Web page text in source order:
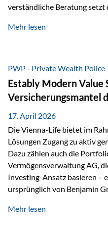
verständliche Beratung setzt
fünf zentrale Faktoren: eine
diesem Thema liefern unter
Ansätze von Finanzexperte
für eine verständliche und…
Mehr lesen
PWP - Private Wealth Police
Estably Modern Value
Versicherungsmantel
17. April 2026
Die Vienna-Life bietet im
Lösungen Zugang zu aktiv
Dazu zählen auch die
Vermögensverwaltung AG,
Investing-Ansatz basieren –
ursprünglich von Benjamin
Modernes Value Investing als
Mehr lesen